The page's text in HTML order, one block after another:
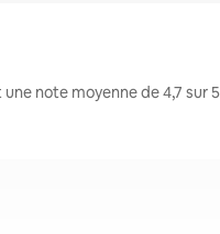
note moyenne de 4,7 sur